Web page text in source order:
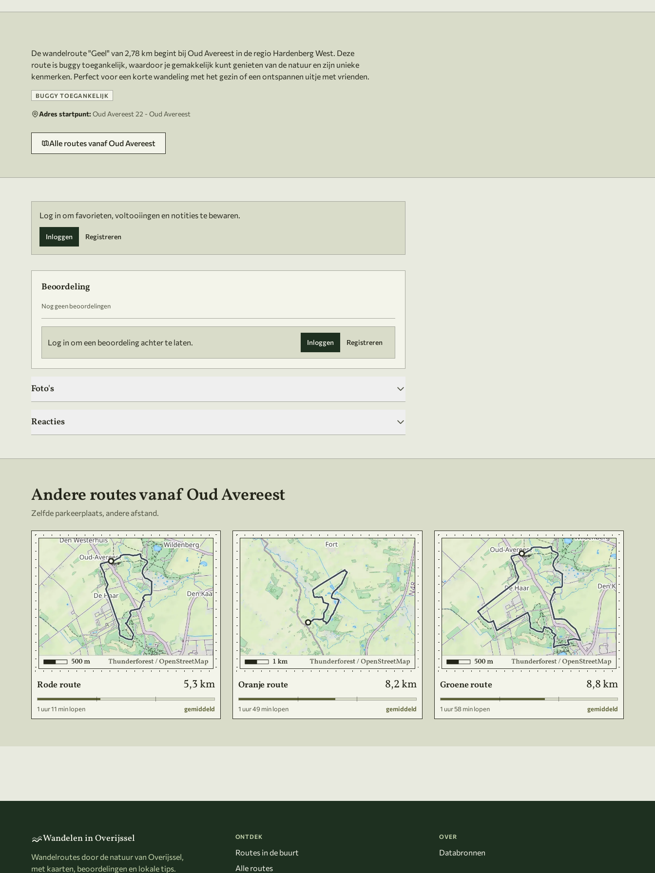
De wandelroute "Geel" van 2,78 km begint bij Oud Avereest in de regio Hardenberg West. Deze
route is buggy toegankelijk, waardoor je gemakkelijk kunt genieten van de natuur en zijn unieke
BUGGY TOEGANKELIJK
Adres startpunt: Oud Avereest 22 - Oud Avereest
Alle routes vanaf Oud Avereest
Log in om favorieten, voltooiingen en notities te bewaren.
Inloggen Registreren
Beoordeling
Nog geen beoordelingen
Log in om een beoordeling achter te laten. Inloggen Registreren
Foto's
Reacties
Andere routes vanaf Oud Avereest
Zelfde parkeerplaats, andere afstand.
Rode route 5,3 km
1 uur 11 min lopen gemiddeld
Oranje route 8,2 km
1 uur 49 min lopen gemiddeld
Groene route 8,8 km
1 uur 58 min lopen gemiddeld
Wandelen in Overijssel
Wandelroutes door de natuur van Overijssel,
met kaarten, beoordelingen en lokale tips.
ONTDEK
Routes in de buurt
Alle routes
OVER
Databronnen